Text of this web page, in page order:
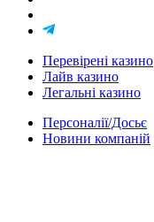
Перевірені казино
Лайв казино
Легальні казино
Персоналії/Досьє
Новини компаній